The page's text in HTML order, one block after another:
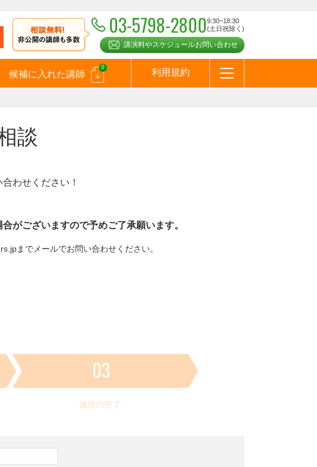
03-5798-28009:30~18:30
(土日祝除く)
講演料やスケジュールお問い合わせ
候補に入れた講師
0
利用規約
談
わせください！
がございますので予めご了承願います。
までメールでお問い合わせください。
03
送信の完了